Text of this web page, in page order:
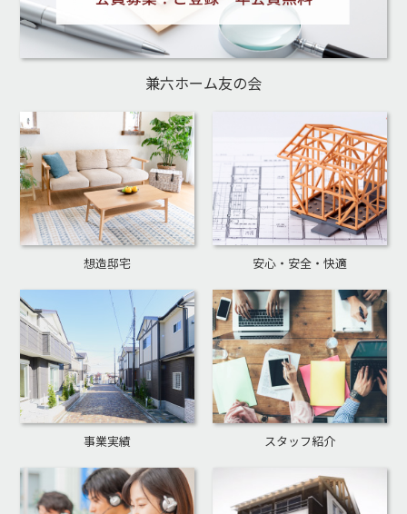
兼六ホーム友の会
想造邸宅 安心・安全・快適
事業実績 スタッフ紹介